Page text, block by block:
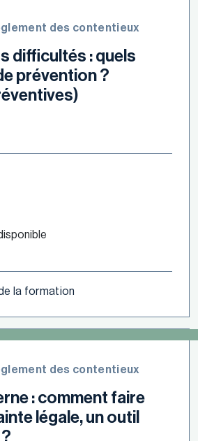
des contentieux
difficultés : quels
prévention ?
la formation
des contentieux
: comment faire
légale, un outil